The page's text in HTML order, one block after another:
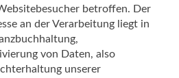
betroffen. Der
an der Verarbeitung liegt in
von Daten, also
unserer